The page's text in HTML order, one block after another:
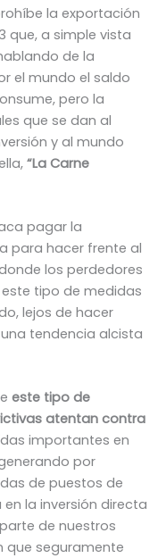
la exportación
que, a simple vista
de la
el mundo el saldo
pero la
que se dan al
y al mundo
“La Carne
pagar la
para hacer frente al
los perdedores
tipo de medidas
lejos de hacer
tendencia alcista
este tipo de
atentan contra
importantes en
por
de puestos de
la inversión directa
de nuestros
que seguramente